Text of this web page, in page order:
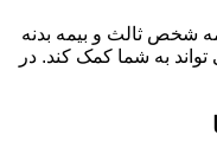
شخص ثالث و بیمه بدنه
به شما کمک کند. در